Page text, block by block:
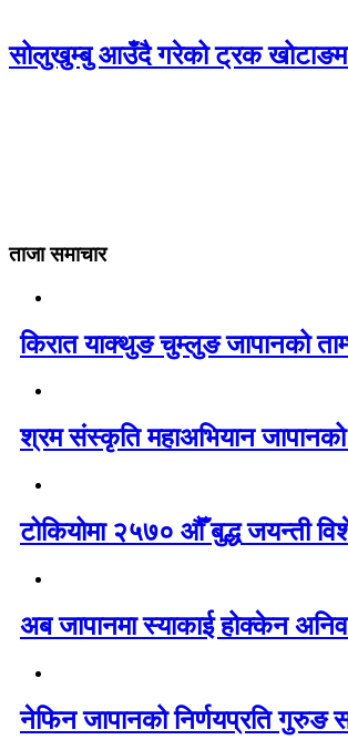
सोलुखुम्बु आउँदै गरेको ट्रक खोटाङमा
ताजा समाचार
किरात याक्थुङ चुम्लुङ जापानको
श्रम संस्कृति महाअभियान
टोकियोमा २५७० औँ बुद्ध जयन्ती
अब जापानमा स्याकाई होक्केन
नेफिन जापानको निर्णयप्रति गुरुङ